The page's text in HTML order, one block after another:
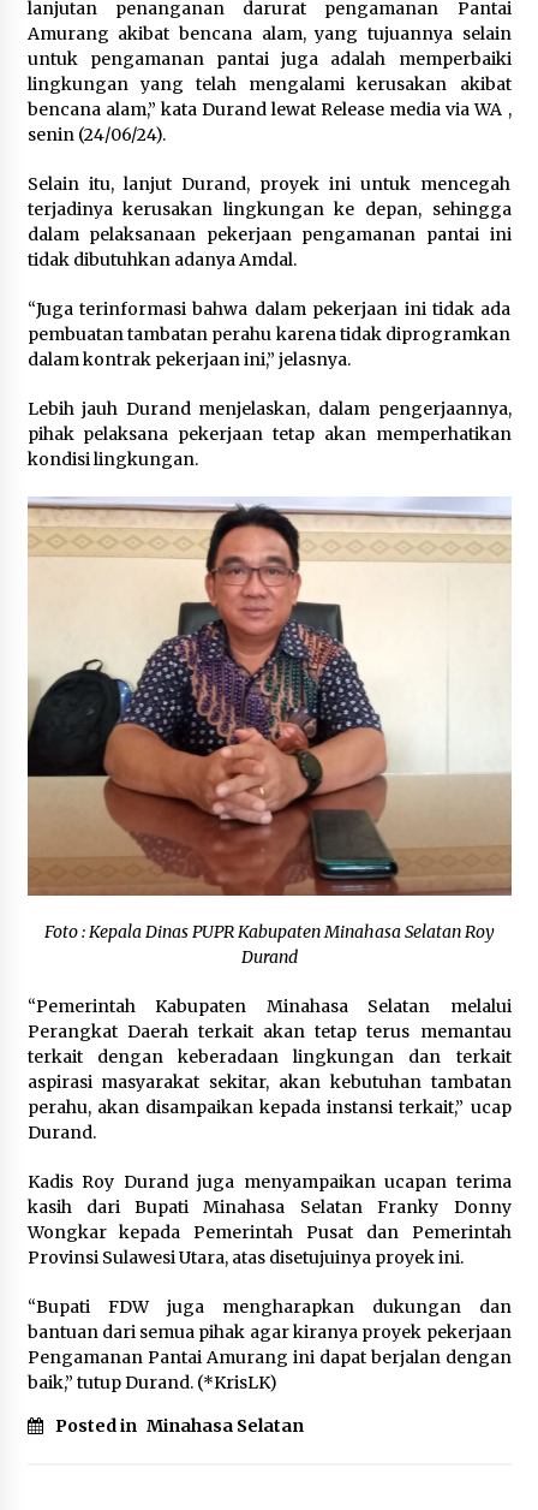
lanjutan penanganan darurat pengamanan Pantai
Amurang akibat bencana alam, yang tujuannya selain
untuk pengamanan pantai juga adalah memperbaiki
lingkungan yang telah mengalami kerusakan akibat
bencana alam,” kata Durand lewat Release media via WA ,
senin (24/06/24).
Selain itu, lanjut Durand, proyek ini untuk mencegah
terjadinya kerusakan lingkungan ke depan, sehingga
dalam pelaksanaan pekerjaan pengamanan pantai ini
tidak dibutuhkan adanya Amdal.
“Juga terinformasi bahwa dalam pekerjaan ini tidak ada
pembuatan tambatan perahu karena tidak diprogramkan
dalam kontrak pekerjaan ini,” jelasnya.
Lebih jauh Durand menjelaskan, dalam pengerjaannya,
pihak pelaksana pekerjaan tetap akan memperhatikan
kondisi lingkungan.
Foto : Kepala Dinas PUPR Kabupaten Minahasa Selatan Roy
Durand
“Pemerintah Kabupaten Minahasa Selatan melalui
Perangkat Daerah terkait akan tetap terus memantau
terkait dengan keberadaan lingkungan dan terkait
aspirasi masyarakat sekitar, akan kebutuhan tambatan
perahu, akan disampaikan kepada instansi terkait,” ucap
Durand.
Kadis Roy Durand juga menyampaikan ucapan terima
kasih dari Bupati Minahasa Selatan Franky Donny
Wongkar kepada Pemerintah Pusat dan Pemerintah
Provinsi Sulawesi Utara, atas disetujuinya proyek ini.
“Bupati FDW juga mengharapkan dukungan dan
bantuan dari semua pihak agar kiranya proyek pekerjaan
Pengamanan Pantai Amurang ini dapat berjalan dengan
baik,” tutup Durand. (*KrisLK)
Posted in Minahasa Selatan